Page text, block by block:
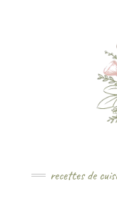
recettes de